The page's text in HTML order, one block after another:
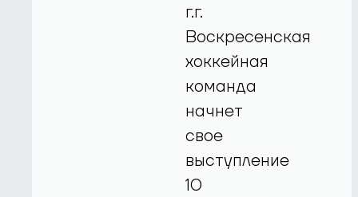
г.г.
Воскресенская
хоккейная
команда
начнет
свое
выступление
10